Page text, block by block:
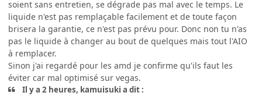
soient sans entretien, se dégrade pas mal avec le temps. Le
liquide n'est pas remplaçable facilement et de toute façon
brisera la garantie, ce n'est pas prévu pour. Donc non tu n'as
pas le liquide à changer au bout de quelques mais tout l'AIO
à remplacer.
Sinon j'ai regardé pour les amd je confirme qu'ils faut les
éviter car mal optimisé sur vegas.
Il y a 2 heures, kamuisuki a dit :